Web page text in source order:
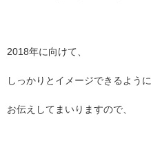
2018年に向けて、
しっかりとイメージできるように
お伝えしてまいりますので、